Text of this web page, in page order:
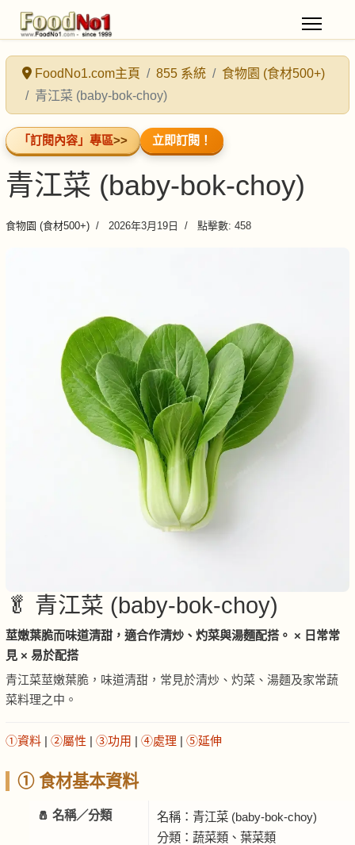
FoodNo1.com主頁 855 系統
食物園 (食材500+)
青江菜 (baby-bok-choy)
「訂閱內容」專區>> 立即訂閱！
青江菜 (baby-bok-choy)
食物園 (食材500+) 2026年3月19日 點擊數: 458
🥬 青江菜 (baby-bok-choy)
莖嫩葉脆而味道清甜，適合作清炒、灼菜與湯麵配搭。 × 日常常
見 × 易於配搭
青江菜莖嫩葉脆，味道清甜，常見於清炒、灼菜、湯麵及家常蔬
菜料理之中。
①資料 | ②屬性 | ③功用 | ④處理 | ⑤延伸
① 食材基本資料
🧂 名稱／分類
名稱：青江菜 (baby-bok-choy)
分類：蔬菜類、葉菜類